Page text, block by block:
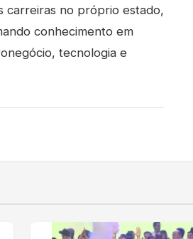
carreiras no próprio estado,
conhecimento em
tecnologia e